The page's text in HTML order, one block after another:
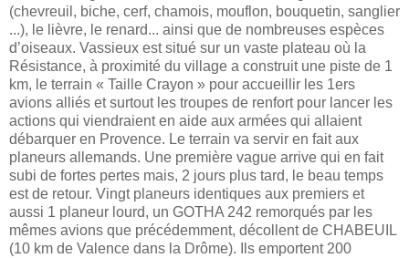
(chevreuil, biche, cerf, chamois, mouflon, bouquetin, sanglier
...), le lièvre, le renard... ainsi que de nombreuses espèces
d’oiseaux. Vassieux est situé sur un vaste plateau où la
Résistance, à proximité du village a construit une piste de 1
km, le terrain « Taille Crayon » pour accueillir les 1ers
avions alliés et surtout les troupes de renfortpour lancer les
actions qui viendraient en aide aux armées qui allaient
débarquer en Provence. Le terrain va servir en fait aux
planeurs allemands. Une première vague arrive qui en fait
subi de fortes pertes mais, 2 jours plus tard, le beau temps
est de retour. Vingt planeurs identiques aux premiers et
aussi 1 planeur lourd, un GOTHA 242 remorqués par les
mêmes avions que précédemment, décollent de CHABEUIL
(10 km de Valence dans la Drôme). Ils emportent 200